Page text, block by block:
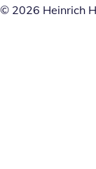
© 2026 Heinrich